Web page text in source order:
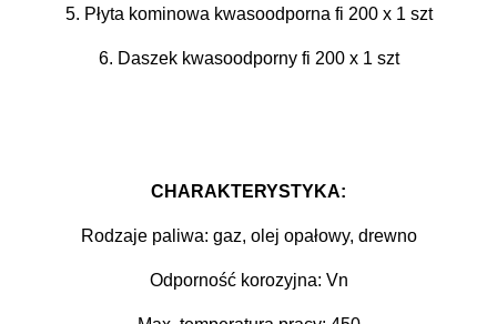
5. Płyta kominowa kwasoodporna fi 200 x 1 szt
6. Daszek kwasoodporny fi 200 x 1 szt
CHARAKTERYSTYKA:
Rodzaje paliwa: gaz, olej opałowy, drewno
Odporność korozyjna: Vn